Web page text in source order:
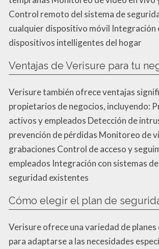
Control remoto del sistema de
cualquier dispositivo móvil Integración
dispositivos intelligentes del hogar
Ventajas de Verisure para tu
Verisure también ofrece ventajas
propietarios de negocios, incluyendo:
activos y empleados Detección de
prevención de pérdidas Monitoreo de
grabaciones Control de acceso y
empleados Integración con sistemas
seguridad existentes
Cómo elegir el plan de
Verisure ofrece una variedad de
para adaptarse a las necesidades